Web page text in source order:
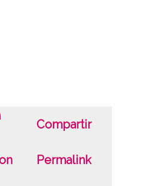
imágenes
Compartir
Permalink